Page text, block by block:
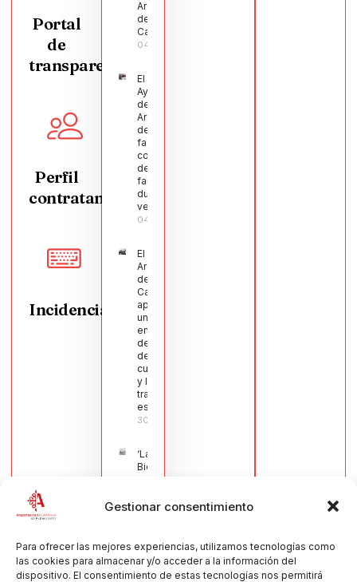
Gestionar consentimiento
Para ofrecer las mejores experiencias, utilizamos tecnologías como
las cookies para almacenar y/o acceder a la información del
dispositivo. El consentimiento de estas tecnologías nos permitirá
Portal
de
transparencia
Perfil
contratante
Incidencias
Argamasilla
de
Calatrava
04/08/2026
El
Ayuntamiento
de
Argamasilla
de Calatrava
facilita la
conciliación
de 200
familias
durante el
verano
04/08/2026
El Pleno de
Argamasilla
de
Calatrava
aprueba
una moción
en defensa
del sector
de la
cuchillería
y la navaja
tradicional
española
30/07/2026
‘La
Bienvenida’,
estampa de
de la Virgen
Muñoz
Muñoz,
anuncia las